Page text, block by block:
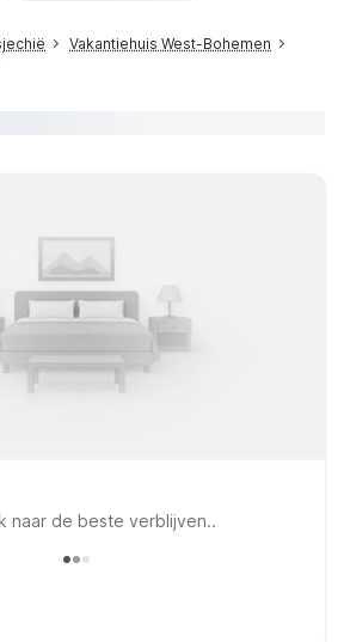
Vakantiehuis West-Bohemen
naar de beste verblijven..